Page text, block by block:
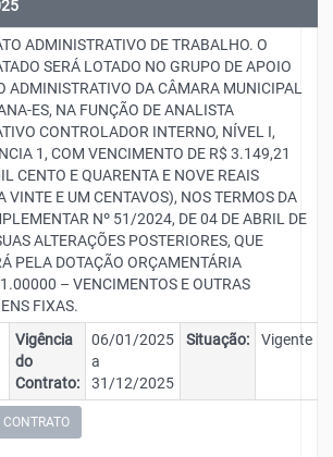
ADMINISTRATIVO DE TRABALHO. O
SERÁ LOTADO NO GRUPO DE APOIO
ADMINISTRATIVO DA CÂMARA MUNICIPAL
ES, NA FUNÇÃO DE ANALISTA
CONTROLADOR INTERNO, NÍVEL I,
1, COM VENCIMENTO DE R$ 3.149,21
CENTO E QUARENTA E NOVE REAIS
VINTE E UM CENTAVOS), NOS TERMOS DA
Nº 51/2024, DE 04 DE ABRIL DE
ALTERAÇÕES POSTERIORES, QUE
PELA DOTAÇÃO ORÇAMENTÁRIA
– VENCIMENTOS E OUTRAS
FIXAS.
Vigência
do
Contrato:
06/01/2025
a
31/12/2025
Situação: Vigente